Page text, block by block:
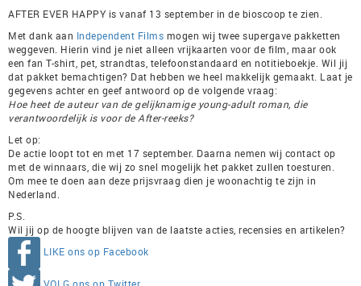
AFTER EVER HAPPY is vanaf 13 september in de bioscoop te zien.
Met dank aan Independent Films mogen wij twee supergave pakketten
weggeven. Hierin vind je niet alleen vrijkaarten voor de film, maar ook
een fan T-shirt, pet, strandtas, telefoonstandaard en notitieboekje. Wil jij
dat pakket bemachtigen? Dat hebben we heel makkelijk gemaakt. Laat je
gegevens achter en geef antwoord op de volgende vraag:
Hoe heet de auteur van de gelijknamige young-adult roman, die
verantwoordelijk is voor de After-reeks?
Let op:
De actie loopt tot en met 17 september. Daarna nemen wij contact op
met de winnaars, die wij zo snel mogelijk het pakket zullen toesturen.
Om mee te doen aan deze prijsvraag dien je woonachtig te zijn in
Nederland.
P.S.
Wil jij op de hoogte blijven van de laatste acties, recensies en artikelen?
LIKE ons op Facebook